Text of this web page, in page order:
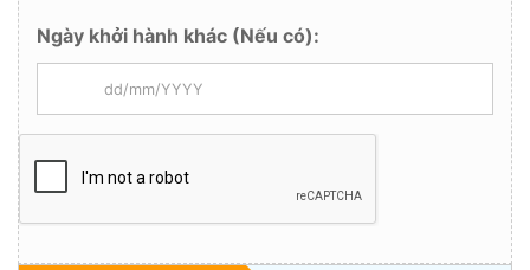
Ngày khởi hành khác (Nếu có):